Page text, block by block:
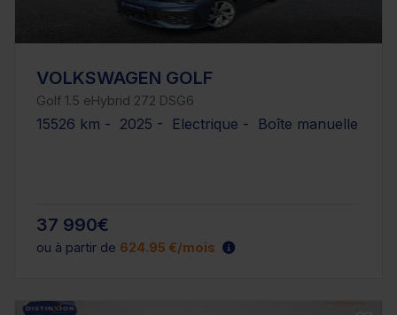
VOLKSWAGEN GOLF
Golf 1.5 eHybrid 272 DSG6
15526 km - 2025 - Electrique - Boîte manuelle
37 990€
ou à partir de 624.95 €/mois